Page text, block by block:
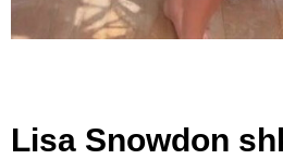
Lisa Snowdon